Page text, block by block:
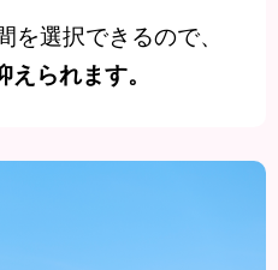
選択できるので、
られます。